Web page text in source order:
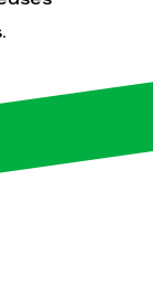
– Énergie